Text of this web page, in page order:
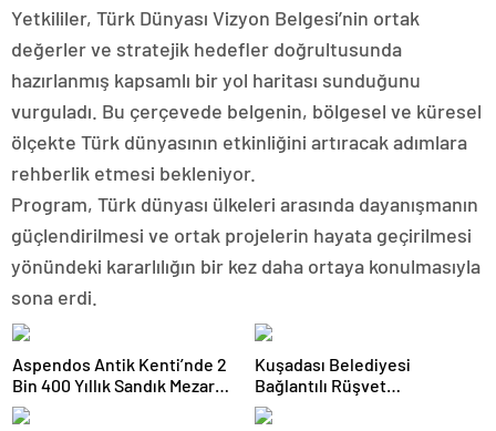
Yetkililer, Türk Dünyası Vizyon Belgesi’nin ortak
değerler ve stratejik hedefler doğrultusunda
hazırlanmış kapsamlı bir yol haritası sunduğunu
vurguladı. Bu çerçevede belgenin, bölgesel ve küresel
ölçekte Türk dünyasının etkinliğini artıracak adımlara
rehberlik etmesi bekleniyor.
Program, Türk dünyası ülkeleri arasında dayanışmanın
güçlendirilmesi ve ortak projelerin hayata geçirilmesi
yönündeki kararlılığın bir kez daha ortaya konulmasıyla
sona erdi.
Aspendos Antik Kenti’nde 2
Bin 400 Yıllık Sandık Mezar
Bulundu
Kuşadası Belediyesi
Bağlantılı Rüşvet
Operasyonunda 16 Şüpheli